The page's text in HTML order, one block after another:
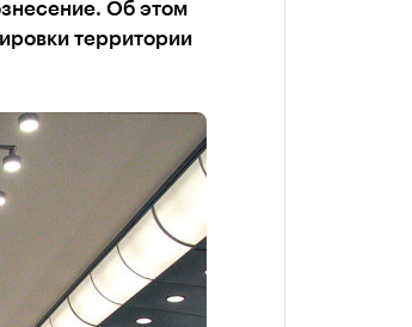
Об этом
территории